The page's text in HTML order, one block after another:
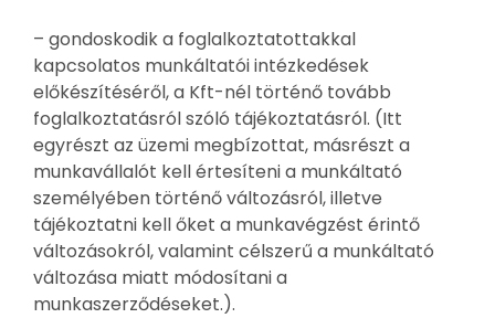
– gondoskodik a foglalkoztatottakkal
kapcsolatos munkáltatói intézkedések
előkészítéséről, a Kft-nél történő tovább
foglalkoztatásról szóló tájékoztatásról. (Itt
egyrészt az üzemi megbízottat, másrészt a
munkavállalót kell értesíteni a munkáltató
személyében történő változásról, illetve
tájékoztatni kell őket a munkavégzést érintő
változásokról, valamint célszerű a munkáltató
változása miatt módosítani a
munkaszerződéseket.).